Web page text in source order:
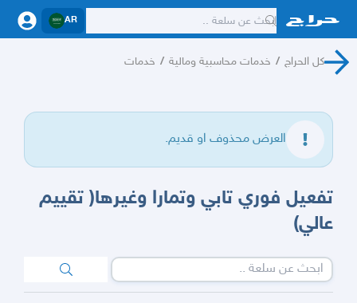
AR
كل الحراج / خدمات محاسبية ومالية / خدمات
العرض محذوف او قديم.
تفعيل فوري تابي وتمارا وغيرها( تقييم
عالي)